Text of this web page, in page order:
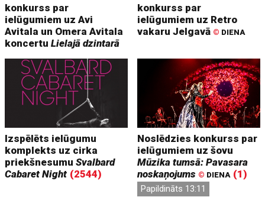
konkurss par
ielūgumiem uz Avi
Avitala un Omera Avitala
koncertuLielajā dzintarā
konkurss par
ielūgumiem uz Retro
vakaru Jelgavā © DIENA
Izspēlēts ielūgumu
komplekts uz cirka
priekšnesumuSvalbard
Cabaret Night (2544)
Noslēdzies konkurss par
ielūgumiem uz šovu
Mūzika tumsā: Pavasara
noskaņojums © DIENA (1)
Papildināts 13:11